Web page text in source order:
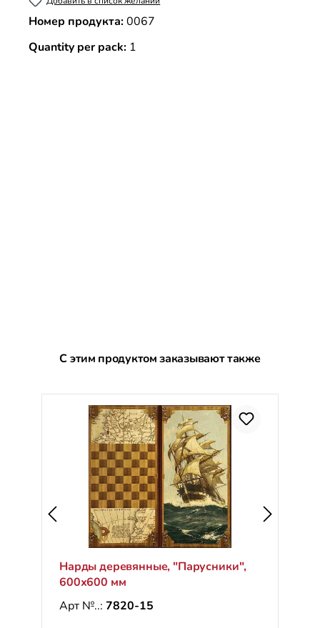
Номер продукта:0067
Quantity per pack: 1
Пропустить галерею продуктов
С этим продуктом заказывают также
Нарды деревянные, "Парусники",
600х600 мм
Арт №..: 7820-15